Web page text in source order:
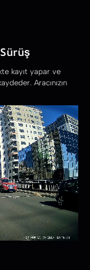
kayıt yapar ve
Aracınızın